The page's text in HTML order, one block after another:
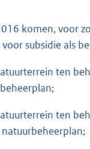
komen, voor
subsidie als
ten
ten